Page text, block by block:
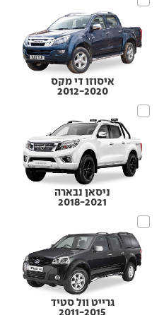
איסוזו די מקס
2012-2020
ניסאן נבארה
2018-2021
גרייט וול סטיד
2011-2015